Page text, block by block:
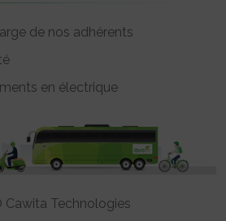
de nos adhérents
en électrique
Technologies